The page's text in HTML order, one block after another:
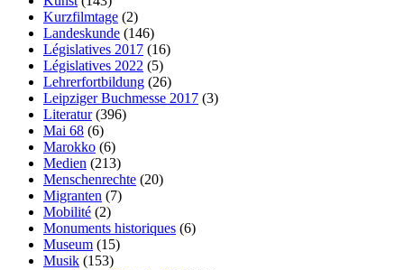
Kurzfilmtage (2)
Landeskunde (146)
Législatives 2017 (16)
Législatives 2022 (5)
Lehrerfortbildung (26)
Leipziger Buchmesse 2017 (3)
Literatur(396)
Mai 68 (6)
Marokko (6)
Medien (213)
Menschenrechte (20)
Migranten (7)
Mobilité (2)
Monuments historiques (6)
Museum (15)
Musik (153)